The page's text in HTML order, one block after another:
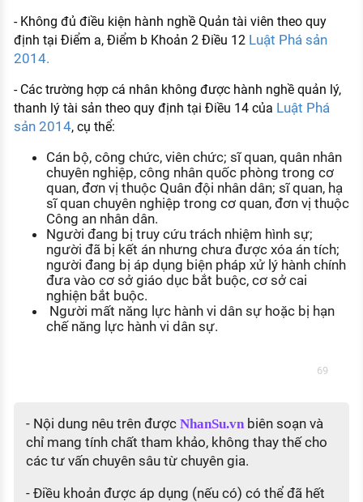
- Không đủ điều kiện hành nghề Quản tài viên theo quy
định tại Điểm a, Điểm b Khoản 2 Điều 12Luật Phá sản
2014.
- Các trường hợp cá nhân không được hành nghề quản lý,
thanh lý tài sản theo quy định tại Điều 14 của Luật Phá
sản 2014, cụ thể:
Cán bộ, công chức, viên chức; sĩ quan, quân nhân
chuyên nghiệp, công nhân quốc phòng trong cơ
quan, đơn vị thuộc Quân đội nhân dân; sĩ quan, hạ
sĩ quan chuyên nghiệp trong cơ quan, đơn vị thuộc
Công an nhân dân.
Người đang bị truy cứu trách nhiệm hình sự;
người đã bị kết án nhưng chưa được xóa án tích;
người đang bị áp dụng biện pháp xử lý hành chính
đưa vào cơ sở giáo dục bắt buộc, cơ sở cai
nghiện bắt buộc.
Người mất năng lực hành vi dân sự hoặc bị hạn
chế năng lực hành vi dân sự.
69
- Nội dung nêu trên được NhanSu.vnbiên soạn và
chỉ mang tính chất tham khảo, không thay thế cho
các tư vấn chuyên sâu từ chuyên gia.
- Điều khoản được áp dụng (nếu có) có thể đã hết